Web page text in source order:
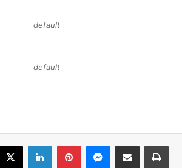
default
default
X LinkedInPinterestMessenger
E-Mail ile paylaş